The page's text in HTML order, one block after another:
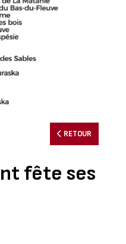
RETOUR
fête ses